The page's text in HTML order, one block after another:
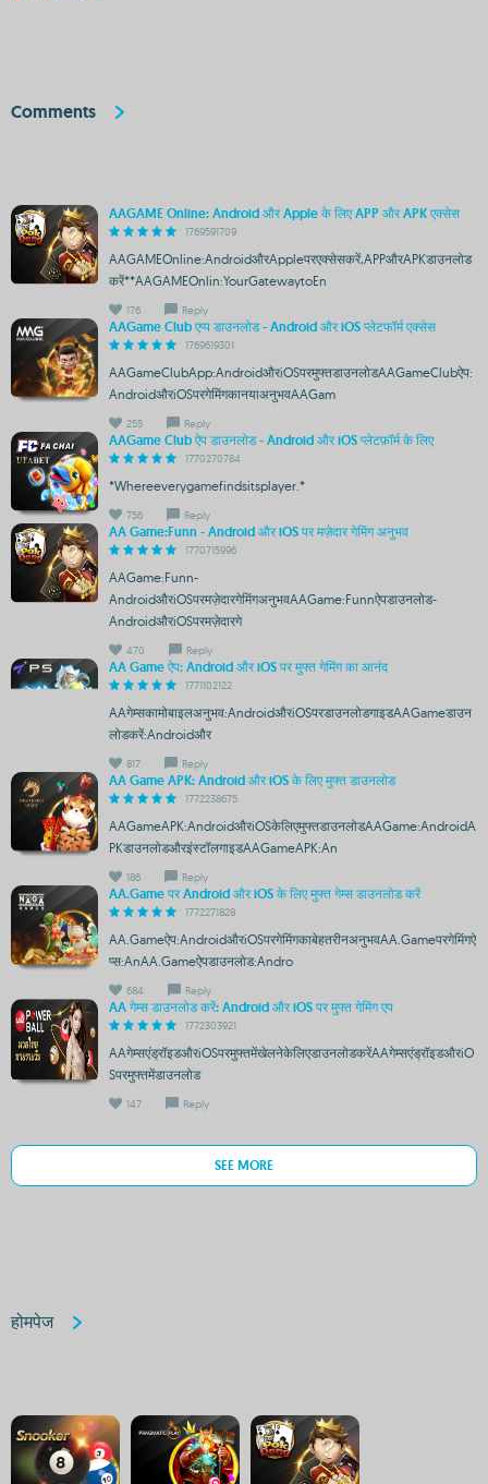
Comments
AAGAME Online: Android और Apple के लिए APP और APK एक्सेस
1769591709
AAGAMEOnline:AndroidऔरAppleपरएक्सेसकरें,APPऔरAPKडाउनलोड
करें**AAGAMEOnlin:YourGatewaytoEn
176 Reply
AAGame Club एप्प डाउनलोड - Android और iOS प्लेटफॉर्म एक्सेस
1769619301
AAGameClubApp:AndroidऔरiOSपरमुफ्तडाउनलोडAAGameClubऐप:
AndroidऔरiOSपरगेमिंगकानयाअनुभवAAGam
255 Reply
AAGame Club ऐप डाउनलोड - Android और iOS प्लेटफ़ॉर्म के लिए
1770270784
*Whereeverygamefindsitsplayer.*
756 Reply
AA Game:Funn - Android और iOS पर मज़ेदार गेमिंग अनुभव
1770715996
AAGame:Funn-
AndroidऔरiOSपरमज़ेदारगेमिंगअनुभवAAGame:Funnऐपडाउनलोड-
AndroidऔरiOSपरमज़ेदारगे
470 Reply
AA Game ऐप: Android और iOS पर मुफ्त गेमिंग का आनंद
1771102122
AAगेम्सकामोबाइलअनुभव:AndroidऔरiOSपरडाउनलोडगाइडAAGameडाउन
लोडकरें:Androidऔर
817 Reply
AA Game APK: Android और iOS के लिए मुफ्त डाउनलोड
1772238675
AAGameAPK:AndroidऔरiOSकेलिएमुफ्तडाउनलोडAAGame:AndroidA
PKडाउनलोडऔरइंस्टॉलगाइडAAGameAPK:An
186 Reply
AA.Game पर Android और iOS के लिए मुफ्त गेम्स डाउनलोड करें
1772271828
AA.Gameऐप:AndroidऔरiOSपरगेमिंगकाबेहतरीनअनुभवAA.Gameपरगेमिंगऐ
प्स:AnAA.Gameऐपडाउनलोड:Andro
684 Reply
AA गेम्स डाउनलोड करें: Android और iOS पर मुफ्त गेमिंग एप
1772303921
AAगेम्सएंड्रॉइडऔरiOSपरमुफ्तमेंखेलनेकेलिएडाउनलोडकरेंAAगेम्सएंड्रॉइडऔरiO
Sपरमुफ्तमेंडाउनलोड
147 Reply
SEE MORE
होमपेज